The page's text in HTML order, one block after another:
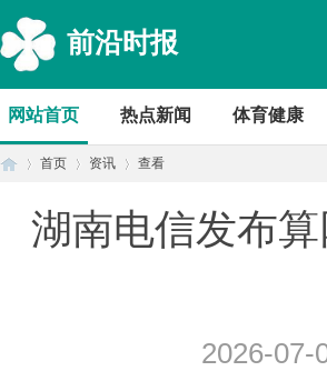
前沿时报
网站首页 热点新闻 体育健康
首页 资讯 查看
湖南电信发布
2026-07-